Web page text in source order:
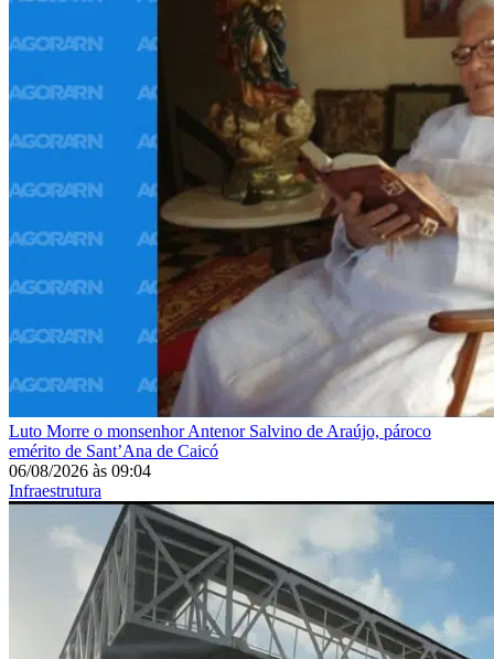
Luto Morre o monsenhor Antenor Salvino de Araújo, pároco
emérito de Sant’Ana de Caicó
06/08/2026 às 09:04
Infraestrutura